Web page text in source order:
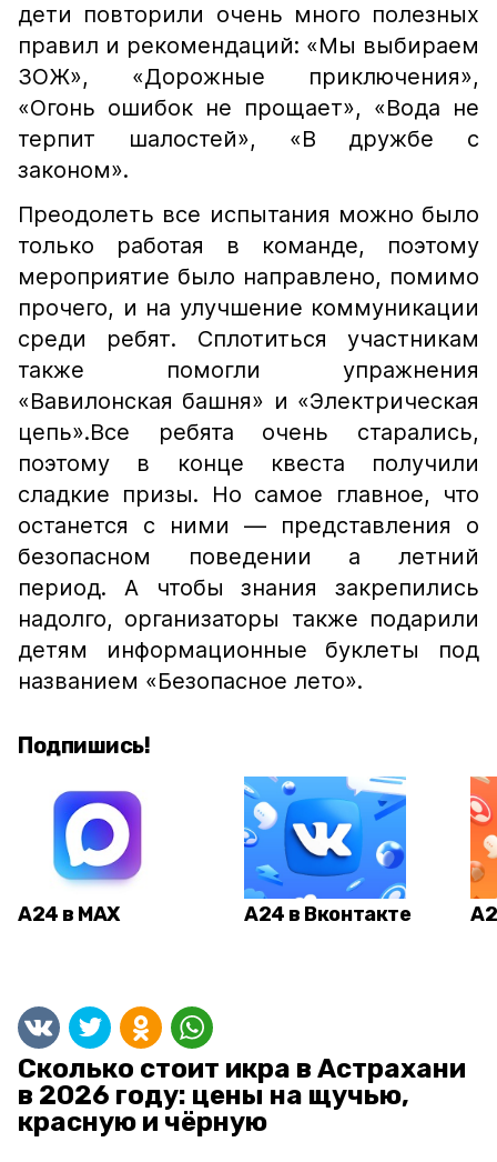
дети повторили очень много полезных
правил и рекомендаций: «Мы выбираем
ЗОЖ», «Дорожные приключения»,
«Огонь ошибок не прощает», «Вода не
терпит шалостей», «В дружбе с
законом».
Преодолеть все испытания можно было
только работая в команде, поэтому
мероприятие было направлено, помимо
прочего, и на улучшение коммуникации
среди ребят. Сплотиться участникам
также помогли упражнения
«Вавилонская башня» и «Электрическая
цепь».Все ребята очень старались,
поэтому в конце квеста получили
сладкие призы. Но самое главное, что
останется с ними — представления о
безопасном поведении а летний
период. А чтобы знания закрепились
надолго, организаторы также подарили
детям информационные буклеты под
названием «Безопасное лето».
Подпишись!
А24 в MAX А24 в Вконтакте
Сколько стоит икра в Астрахани
в 2026 году: цены на щучью,
красную и чёрную